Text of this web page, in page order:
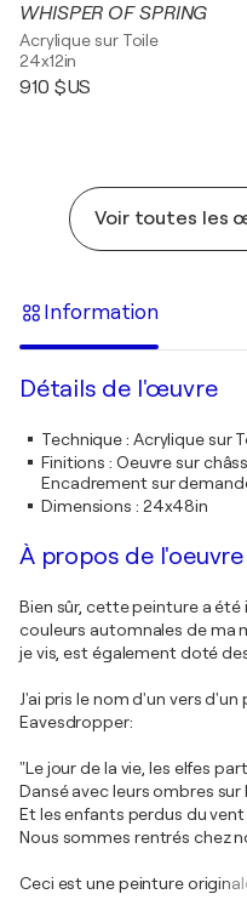
WHISPER OF SPRING
Acrylique sur Toile
24x12in
910 $US
Voir toutes les
Information
Détails de l'œuvre
Technique: Acrylique sur
Finitions : Oeuvre sur
Encadrement sur
Dimensions : 24x48in
À propos de l'oeuvre
Bien sûr, cette peinture a
couleurs automnales de ma
je vis, est également doté
J'ai pris le nom d'un vers
Eavesdropper:
"Le jour de la vie, les elfes
Dansé avec leurs ombres sur
Et les enfants perdus du vent
Nous sommes rentrés chez
Ceci est une peinture